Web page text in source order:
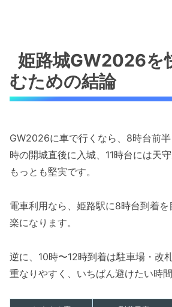
姫路城GW2026を
むための結論
GW2026に車で行くなら、8時台前
時の開城直後に入城、11時台には天
もっとも堅実です。
電車利用なら、姫路駅に8時台到着を
楽になります。
逆に、10時〜12時到着は駐車場・改
重なりやすく、いちばん避けたい時間